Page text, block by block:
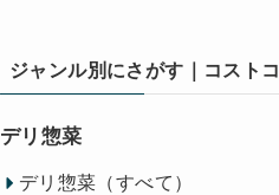
ジャンル別にさがす｜コストコ
デリ惣菜
デリ惣菜（すべて）